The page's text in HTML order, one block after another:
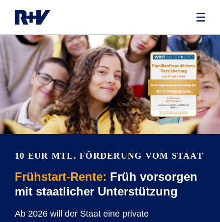
10 EUR MTL. FÖRDERUNG VOM STAAT
Frühstart-Rente: Früh vorsorgen
mit staatlicher Unterstützung
Ab 2026 will der Staat eine private